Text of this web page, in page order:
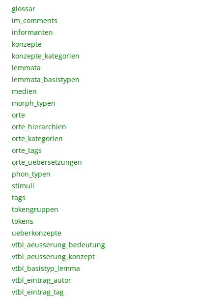
glossar
im_comments
informanten
konzepte
konzepte_kategorien
lemmata
lemmata_basistypen
medien
morph_typen
orte
orte_hierarchien
orte_kategorien
orte_tags
orte_uebersetzungen
phon_typen
stimuli
tags
tokengruppen
tokens
ueberkonzepte
vtbl_aeusserung_bedeutung
vtbl_aeusserung_konzept
vtbl_basistyp_lemma
vtbl_eintrag_autor
vtbl_eintrag_tag